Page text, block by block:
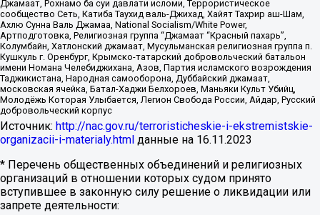
Джамаат, Рохнамо ба суи давлати исломи, Террористическое
сообщество Сеть, Катиба Таухид валь-Джихад, Хайят Тахрир аш-Шам,
Ахлю Сунна Валь Джамаа, National Socialism/White Power,
Артподготовка, Религиозная группа “Джамаат “Красный пахарь”,
Колумбайн, Хатлонский джамаат, Мусульманская религиозная группа п.
Кушкуль г. Оренбург, Крымско-татарский добровольческий батальон
имени Номана Челебиджихана, Азов, Партия исламского возрождения
Таджикистана, Народная самооборона, Дуббайский джамаат,
московская ячейка, Батал-Хаджи Белхороев, Маньяки Культ Убийц,
Молодёжь Которая Улыбается, Легион Свобода России, Айдар, Русский
добровольческий корпус
Источник: http://nac.gov.ru/terroristicheskie-i-ekstremistskie-
organizacii-i-materialy.html данные на 16.11.2023
* Перечень общественных объединений и религиозных
организаций в отношении которых судом принято
вступившее в законную силу решение о ликвидации или
запрете деятельности: